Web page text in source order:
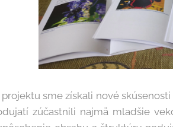
sme získali nové
zúčastnili najmä mladšie